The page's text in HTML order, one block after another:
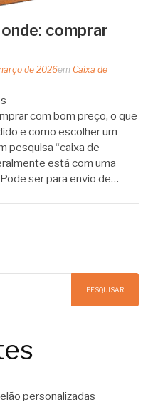
comprar
de 2026em Caixa de
com bom preço, o que
e como escolher um
pesquisa “caixa de
está com uma
ser para envio de…
PESQUISAR
personalizadas